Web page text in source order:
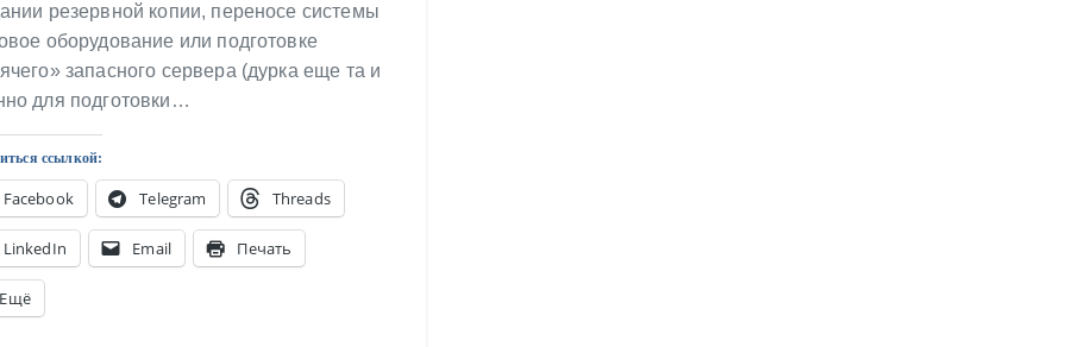
резервной копии, переносе системы
оборудование или подготовке
запасного сервера (дурка еще та и
для подготовки…
ссылкой:
Facebook Telegram Threads
LinkedIn Email Печать
Ещё